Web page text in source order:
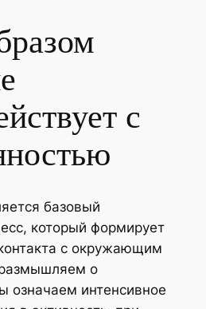
с
базовый
который формирует
с окружающим
о
означаем интенсивное